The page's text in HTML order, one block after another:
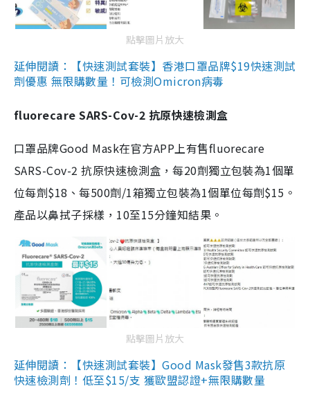
點擊圖片放大
延伸閱讀：【快速測試套裝】香港口罩品牌$19快速測試
劑優惠 無限購數量！可檢測Omicron病毒
fluorecare SARS-Cov-2 抗原快速檢測盒
口罩品牌Good Mask在官方APP上有售fluorecare
SARS-Cov-2 抗原快速檢測盒，每20劑獨立包裝為1個單
位每劑$18、每500劑/1箱獨立包裝為1個單位每劑$15。
產品以鼻拭子採樣，10至15分鐘知結果。
點擊圖片放大
延伸閱讀：【快速測試套裝】Good Mask發售3款抗原
快速檢測劑！低至$15/支 獲歐盟認證+無限購數量